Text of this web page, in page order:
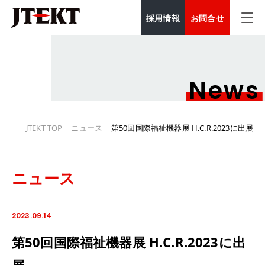
採用情報 お問合せ
News
JTEKT TOP ニュース 第50回国際福祉機器展 H.C.R.2023に出展
ニュース
2023.09.14
第50回国際福祉機器展 H.C.R.2023に出